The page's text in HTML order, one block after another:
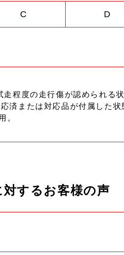
C D
程度の走行傷が認められる
済または対応品が付属した状
。
対するお客様の声